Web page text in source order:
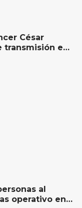
César
transmisión en
al
operativo en